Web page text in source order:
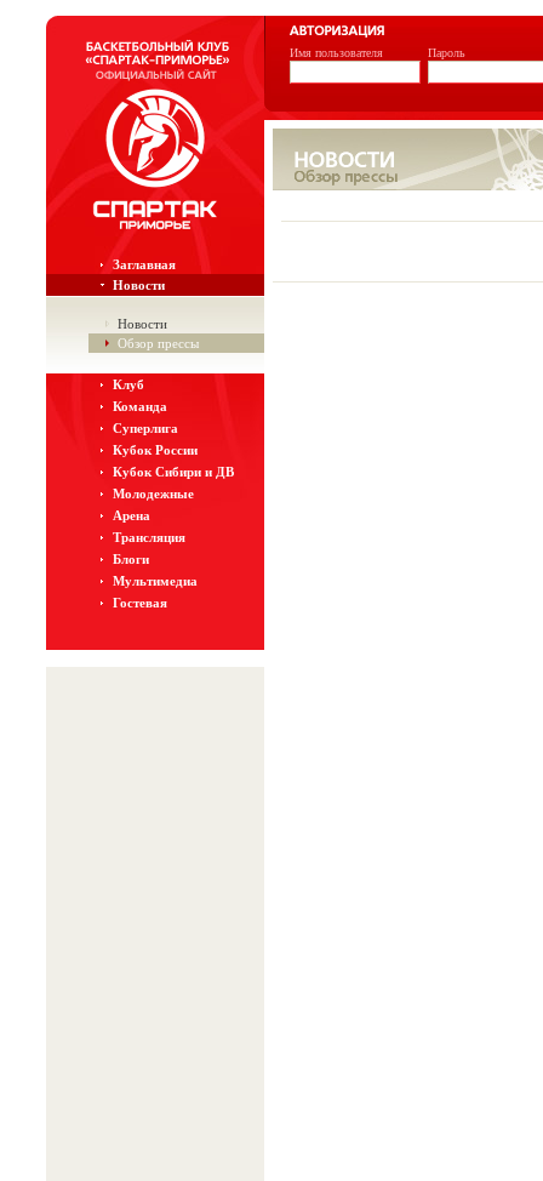
Имя пользователя Пароль
Заглавная
Новости
Новости
Обзор прессы
Клуб
Команда
Суперлига
Кубок России
Кубок Сибири и ДВ
Молодежные
Арена
Трансляция
Блоги
Мультимедиа
Гостевая